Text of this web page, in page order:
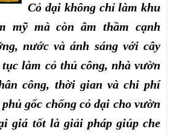
Cỏ dại không chỉ làm khu
mỹ mà còn âm thầm cạnh
nước và ánh sáng với cây
làm cỏ thủ công, nhà vườn
công, thời gian và chi phí
gốc chống cỏ dại cho vườn
giá tốt là giải pháp giúp che